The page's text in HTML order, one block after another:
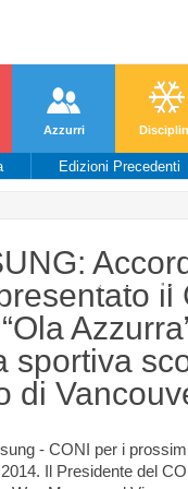
l'utente esprime
Azzurri
Edizioni Precedenti
il
sportiva
di
- CONI per i
Il Presidente del